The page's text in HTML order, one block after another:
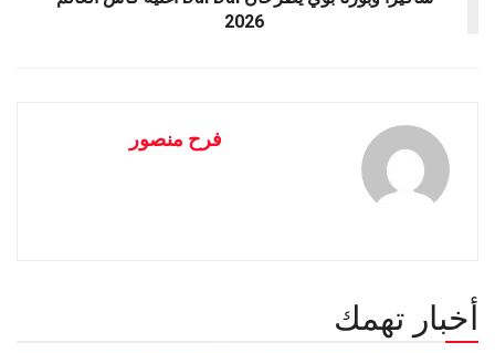
2026
فرح منصور
أخبار تهمك